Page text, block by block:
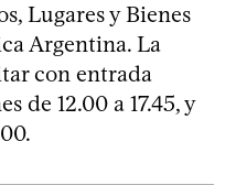
Lugares y Bienes
Argentina. La
con entrada
de 12.00 a 17.45, y